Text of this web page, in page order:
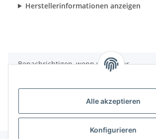
Alle akzeptieren
Konfigurieren
Herstellerinformationen anzeigen
Benachrichtigen, wenn verfügbar